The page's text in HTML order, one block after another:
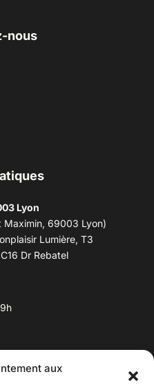
aux
nous
Lyon
Maximin, 69003 Lyon)
Lumière, T3
Dr Rebatel
40